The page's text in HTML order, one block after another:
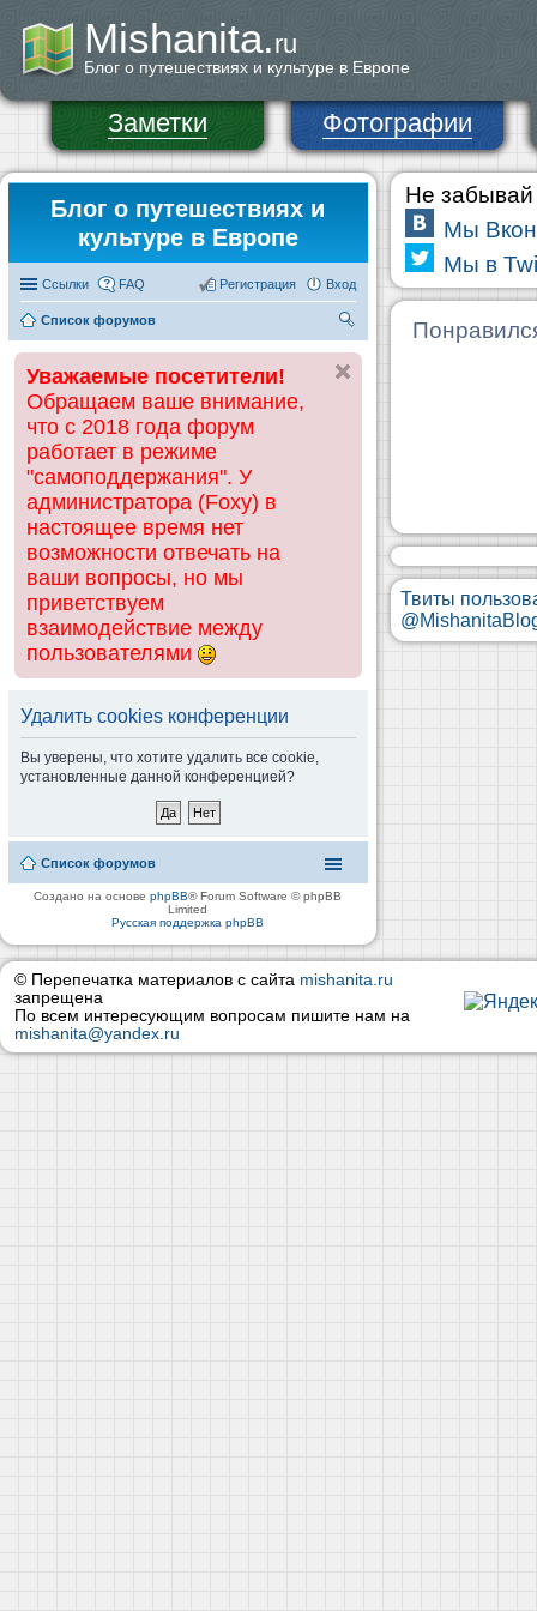
Mishanita.ru
Блог о путешествиях и культуре в Европе
Заметки Фотографии
Блог о путешествиях и
культуре в Европе
Ссылки FAQ Вход
Регистрация
Список форумов
ск
Уважаемые посетители!
Обращаем ваше внимание,
что с 2018 года форум
работает в режиме
"самоподдержания". У
администратора (Foxy) в
настоящее время нет
возможности отвечать на
ваши вопросы, но мы
приветствуем
взаимодействие между
пользователями
Удалить cookies конференции
Вы уверены, что хотите удалить все cookie,
установленные данной конференцией?
Список форумов
Создано на основеphpBB® Forum Software © phpBB
Limited
Русская поддержка phpBB
Не забывай
Мы
Мы в
Твиты
© Перепечатка материалов с сайта mishanita.ru
запрещена
По всем интересующим вопросам пишите нам на
mishanita@yandex.ru